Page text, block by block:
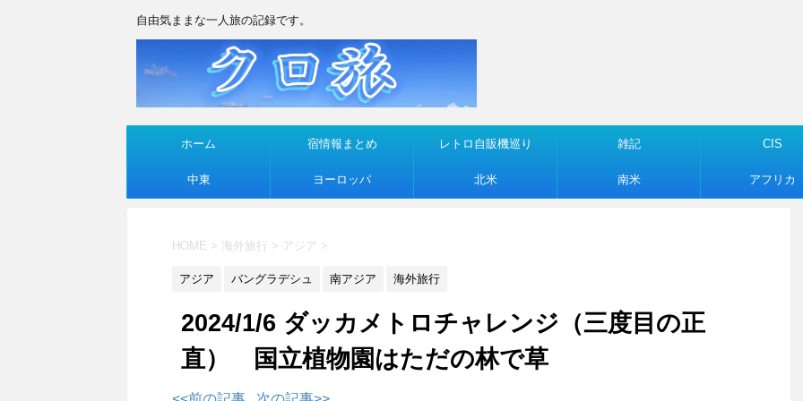
自由気ままな一人旅の記録です。
ホーム 宿情報まとめ レトロ自販機巡り 雑記 CIS
中東 ヨーロッパ 北米 南米 アフリカ
HOME > 海外旅行 > アジア >
アジア バングラデシュ 南アジア 海外旅行
2024/1/6 ダッカメトロチャレンジ（三度目の正
直） 国立植物園はただの林で草